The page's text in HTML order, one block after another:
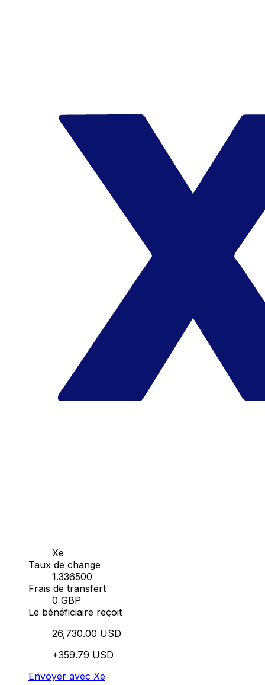
Xe
Taux de change
1.336500
Frais de transfert
0 GBP
Le bénéficiaire reçoit
26,730.00 USD
+359.79 USD
Envoyer avec Xe